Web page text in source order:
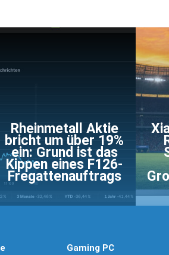
Rheinmetall Aktie
bricht um über 19%
ein: Grund ist das
Kippen eines F126-
Fregattenauftrags
Gaming PC